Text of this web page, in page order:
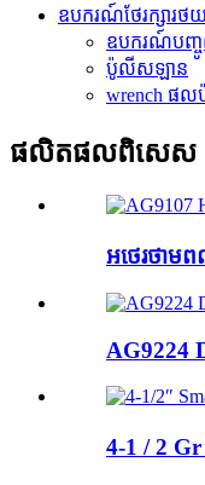
ឧបករណ៍ថែរក្សារថយ
ឧបករណ៍បញ្ចូ
ប៉ូលីសឡាន
wrench ផល
ផលិតផល​ពិសេស
អថេរថាម
AG9224
4-1 / 2 Gr